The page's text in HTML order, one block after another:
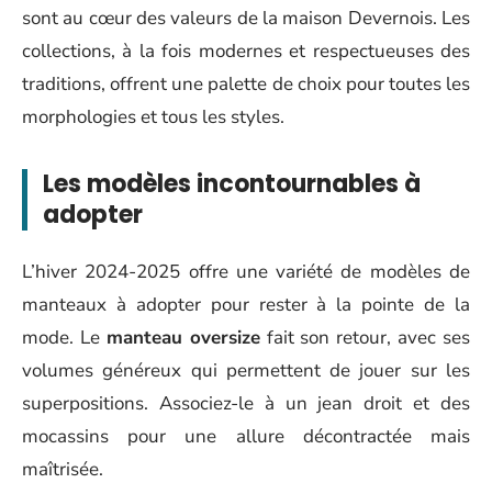
sont au cœur des valeurs de la maison Devernois. Les
collections, à la fois modernes et respectueuses des
traditions, offrent une palette de choix pour toutes les
morphologies et tous les styles.
Les modèles incontournables à
adopter
L’hiver 2024-2025 offre une variété de modèles de
manteaux à adopter pour rester à la pointe de la
mode. Le manteau oversizefait son retour, avec ses
volumes généreux qui permettent de jouer sur les
superpositions. Associez-le à un jean droit et des
mocassins pour une allure décontractée mais
maîtrisée.